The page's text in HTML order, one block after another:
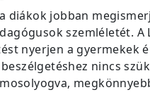
diákok jobban
szemléletét. A
nyerjen a gyermekek
nincs